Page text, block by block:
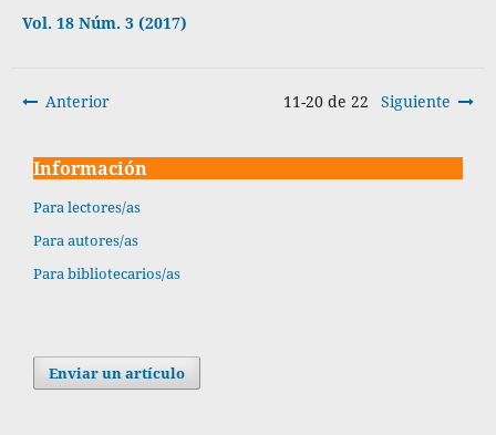
Vol. 18 Núm. 3 (2017)
Anterior 11-20 de 22 Siguiente
Información
Para lectores/as
Para autores/as
Para bibliotecarios/as
Enviar un artículo